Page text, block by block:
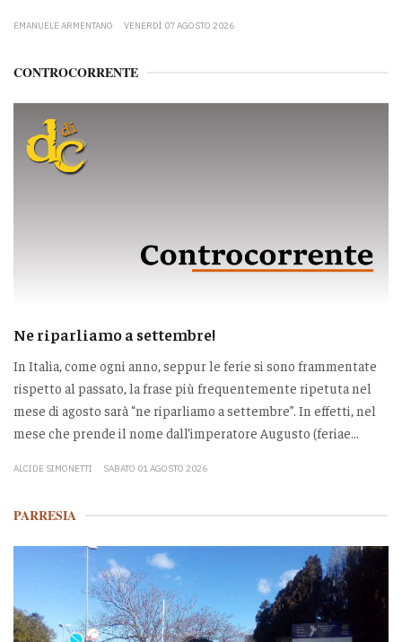
EMANUELE ARMENTANO VENERDÌ 07 AGOSTO 2026
CONTROCORRENTE
Ne riparliamo a settembre!
In Italia, come ogni anno, seppur le ferie si sono frammentate
rispetto al passato, la frase più frequentemente ripetuta nel
mese di agosto sarà “ne riparliamo a settembre”. In effetti, nel
mese che prende il nome dall’imperatore Augusto (feriae...
ALCIDE SIMONETTI SABATO 01 AGOSTO 2026
PARRESIA